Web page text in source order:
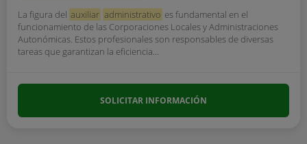
La figura del auxiliar administrativo es fundamental en el
funcionamiento de las Corporaciones Locales y Administraciones
Autonómicas. Estos profesionales son responsables de diversas
tareas que garantizan la eficiencia...
SOLICITAR INFORMACIÓN